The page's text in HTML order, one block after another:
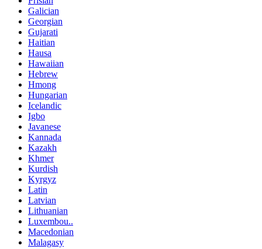
Galician
Georgian
Gujarati
Haitian
Hausa
Hawaiian
Hebrew
Hmong
Hungarian
Icelandic
Igbo
Javanese
Kannada
Kazakh
Khmer
Kurdish
Kyrgyz
Latin
Latvian
Lithuanian
Luxembou..
Macedonian
Malagasy